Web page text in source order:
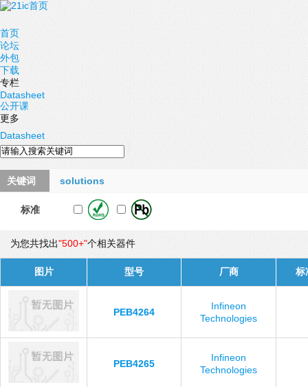
首页
论坛
外包
下载
专栏
Datasheet
公开课
更多
Datasheet
关键词 solutions
标准
为您共找出"500+"个相关器件
图片 型号 厂商 标
PEB4264
Infineon
Technologies
PEB4265
Infineon
Technologies